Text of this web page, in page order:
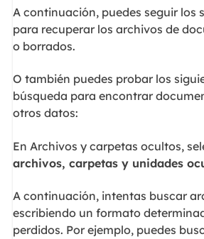
A continuación, puedes seguir los
para recuperar los archivos de
o borrados.
O también puedes probar los
búsqueda para encontrar
otros datos:
En Archivos y carpetas ocultos,
archivos, carpetas y unidades
A continuación, intentas buscar
escribiendo un formato
perdidos. Por ejemplo, puedes